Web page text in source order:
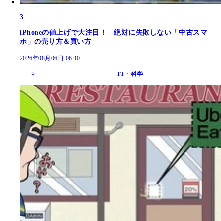
3
iPhoneの値上げで大注目！ 絶対に失敗しない「中古スマ
ホ」の売り方＆買い方
2026年08月06日 06:30
IT・科学